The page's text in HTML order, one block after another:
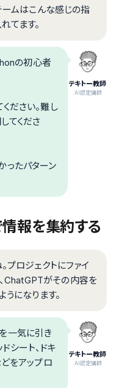
ムはこんな感じの指
てます。
テキトー教師
.AI認定講師
の初心者
ださい。難し
てくださ
ったパターン
情報を集約する
プロジェクトにファイ
ChatGPTがその内容を
になります。
テキトー教師
.AI認定講師
一気に引き
シート、ドキ
どをアップロ